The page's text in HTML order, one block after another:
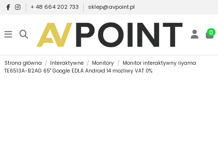
+ 48 664 202 733 sklep@avpoint.pl
0
Strona główna Interaktywne Monitory
Monitor interaktywny iiyama
TE6513A-B2AG 65" Google EDLA Android 14 możliwy VAT 0%